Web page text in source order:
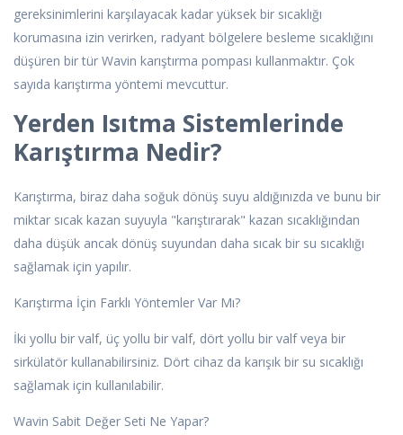
gereksinimlerini karşılayacak kadar yüksek bir sıcaklığı
korumasına izin verirken, radyant bölgelere besleme sıcaklığını
düşüren bir tür Wavin karıştırma pompası kullanmaktır. Çok
sayıda karıştırma yöntemi mevcuttur.
Yerden Isıtma Sistemlerinde
Karıştırma Nedir?
Karıştırma, biraz daha soğuk dönüş suyu aldığınızda ve bunu bir
miktar sıcak kazan suyuyla "karıştırarak" kazan sıcaklığından
daha düşük ancak dönüş suyundan daha sıcak bir su sıcaklığı
sağlamak için yapılır.
Karıştırma İçin Farklı Yöntemler Var Mı?
İki yollu bir valf, üç yollu bir valf, dört yollu bir valf veya bir
sirkülatör kullanabilirsiniz. Dört cihaz da karışık bir su sıcaklığı
sağlamak için kullanılabilir.
Wavin Sabit Değer Seti Ne Yapar?